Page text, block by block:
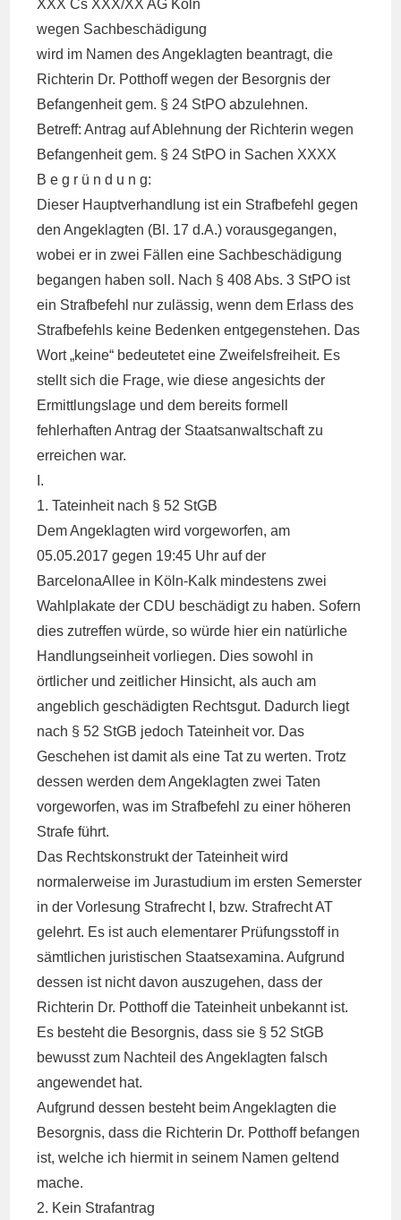
XXX Cs XXX/XX AG Köln
wegen Sachbeschädigung
wird im Namen des Angeklagten beantragt, die
Richterin Dr. Potthoff wegen der Besorgnis der
Befangenheit gem. § 24 StPO abzulehnen.
Betreff: Antrag auf Ablehnung der Richterin wegen
Befangenheit gem. § 24 StPO in Sachen XXXX
B e g r ü n d u n g:
Dieser Hauptverhandlung ist ein Strafbefehl gegen
den Angeklagten (Bl. 17 d.A.) vorausgegangen,
wobei er in zwei Fällen eine Sachbeschädigung
begangen haben soll. Nach § 408 Abs. 3 StPO ist
ein Strafbefehl nur zulässig, wenn dem Erlass des
Strafbefehls keine Bedenken entgegenstehen. Das
Wort „keine“ bedeutetet eine Zweifelsfreiheit. Es
stellt sich die Frage, wie diese angesichts der
Ermittlungslage und dem bereits formell
fehlerhaften Antrag der Staatsanwaltschaft zu
erreichen war.
I.
1. Tateinheit nach § 52 StGB
Dem Angeklagten wird vorgeworfen, am
05.05.2017 gegen 19:45 Uhr auf der
BarcelonaAllee in Köln-Kalk mindestens zwei
Wahlplakate der CDU beschädigt zu haben. Sofern
dies zutreffen würde, so würde hier ein natürliche
Handlungseinheit vorliegen. Dies sowohl in
örtlicher und zeitlicher Hinsicht, als auch am
angeblich geschädigten Rechtsgut. Dadurch liegt
nach § 52 StGB jedoch Tateinheit vor. Das
Geschehen ist damit als eine Tat zu werten. Trotz
dessen werden dem Angeklagten zwei Taten
vorgeworfen, was im Strafbefehl zu einer höheren
Strafe führt.
Das Rechtskonstrukt der Tateinheit wird
normalerweise im Jurastudium im ersten Semerster
in der Vorlesung Strafrecht I, bzw. Strafrecht AT
gelehrt. Es ist auch elementarer Prüfungsstoff in
sämtlichen juristischen Staatsexamina. Aufgrund
dessen ist nicht davon auszugehen, dass der
Richterin Dr. Potthoff die Tateinheit unbekannt ist.
Es besteht die Besorgnis, dass sie § 52 StGB
bewusst zum Nachteil des Angeklagten falsch
angewendet hat.
Aufgrund dessen besteht beim Angeklagten die
Besorgnis, dass die Richterin Dr. Potthoff befangen
ist, welche ich hiermit in seinem Namen geltend
mache.
2. Kein Strafantrag